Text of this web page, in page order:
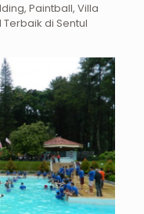
Paintball, Villa
di Sentul